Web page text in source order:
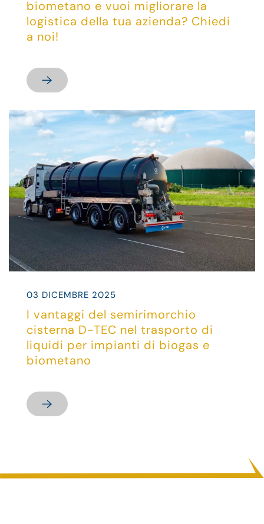
biometano e vuoi migliorare la
logistica della tua azienda? Chiedi
a noi!
03 DICEMBRE 2025
I vantaggi del semirimorchio
cisterna D-TEC nel trasporto di
liquidi per impianti di biogas e
biometano